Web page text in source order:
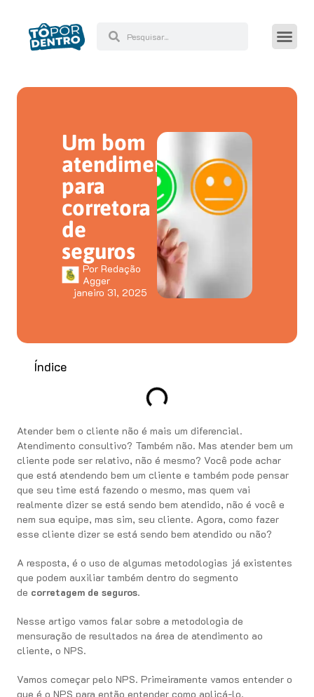
Um bom
atendimento
para
corretora
de
seguros
Por Redação
Agger
janeiro 31, 2025
Índice
Atender bem o cliente não é mais um diferencial.
Atendimento consultivo? Também não. Mas atender bem um
cliente pode ser relativo, não é mesmo? Você pode achar
que está atendendo bem um cliente e também pode pensar
que seu time está fazendo o mesmo, mas quem vai
realmente dizer se está sendo bem atendido, não é você e
nem sua equipe, mas sim, seu cliente. Agora, como fazer
esse cliente dizer se está sendo bem atendido ou não?
A resposta, é o uso de algumas metodologias já existentes
que podem auxiliar também dentro do segmento
de corretagem de seguros.
Nesse artigo vamos falar sobre a metodologia de
mensuração de resultados na área de atendimento ao
cliente, o NPS.
Vamos começar pelo NPS. Primeiramente vamos entender o
que é o NPS para então entender como aplicá-lo.